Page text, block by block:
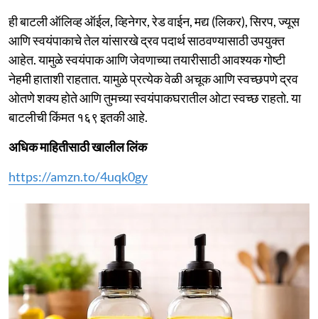
ही बाटली ऑलिव्ह ऑईल, व्हिनेगर, रेड वाईन, मद्य (लिकर), सिरप, ज्यूस
आणि स्वयंपाकाचे तेल यांसारखे द्रव पदार्थ साठवण्यासाठी उपयुक्त
आहेत. यामुळे स्वयंपाक आणि जेवणाच्या तयारीसाठी आवश्यक गोष्टी
नेहमी हाताशी राहतात. यामुळे प्रत्येक वेळी अचूक आणि स्वच्छपणे द्रव
ओतणे शक्य होते आणि तुमच्या स्वयंपाकघरातील ओटा स्वच्छ राहतो. या
बाटलीची किंमत १६९ इतकी आहे.
अधिक माहितीसाठी खालील लिंक
https://amzn.to/4uqk0gy